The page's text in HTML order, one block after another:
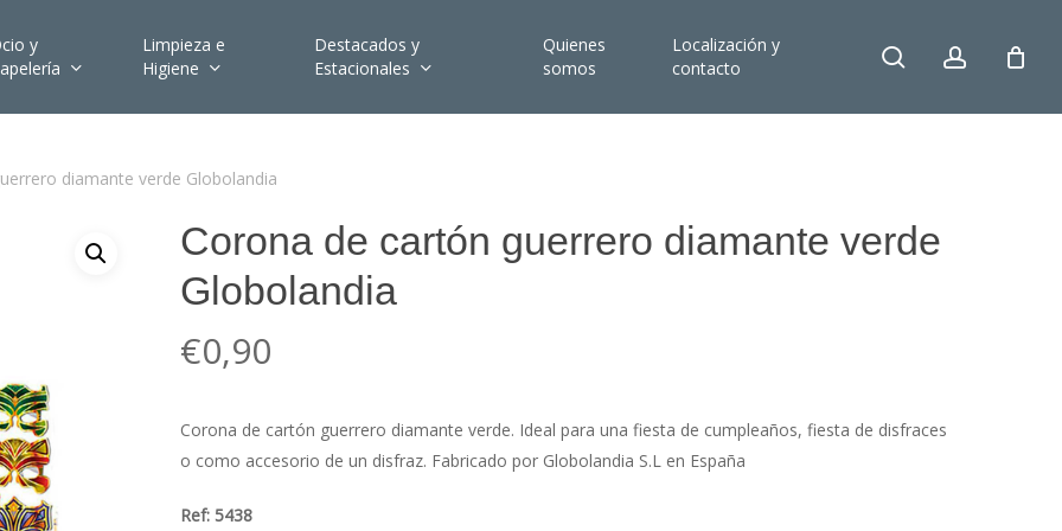
y
Limpieza e
Higiene
Destacados y
Estacionales
Quienes
somos
Localización y
contacto
search account
diamante verde Globolandia
Corona de cartón guerrero diamante verde
Globolandia
€0,90
Corona de cartón guerrero diamante verde. Ideal para una fiesta de cumpleaños, fiesta de disfraces
o como accesorio de un disfraz. Fabricado por Globolandia S.L en España
Ref: 5438